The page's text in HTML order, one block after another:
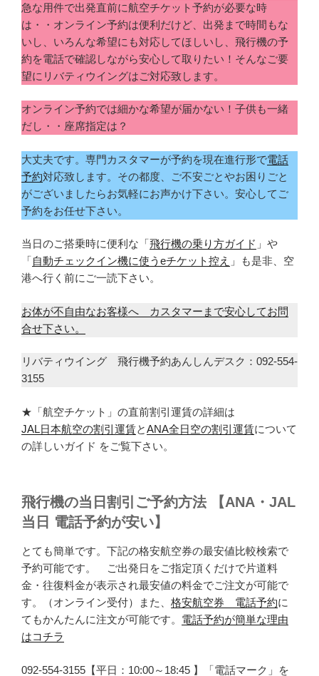
急な用件で出発直前に航空チケット予約が必要な時
は・・オンライン予約は便利だけど、出発まで時間もな
いし、いろんな希望にも対応してほしいし、飛行機の予
約を電話で確認しながら安心して取りたい！そんなご要
望にリバティウイングはご対応致します。
オンライン予約では細かな希望が届かない！子供も一緒
だし・・座席指定は？
大丈夫です。専門カスタマーが予約を現在進行形で電話
予約対応致します。その都度、ご不安ごとやお困りごと
がございましたらお気軽にお声かけ下さい。安心してご
予約をお任せ下さい。
当日のご搭乗時に便利な「飛行機の乗り方ガイド 」や
「自動チェックイン機に使うeチケット控え 」も是非、空
港へ行く前にご一読下さい。
お体が不自由なお客様へ カスタマーまで安心してお問
合せ下さい。
リバティウイング 飛行機予約あんしんデスク：092-554-
3155
★「航空チケット」の直前割引運賃の詳細は
JAL日本航空の割引運賃とANA全日空の割引運賃について
の詳しいガイド をご覧下さい。
飛行機の当日割引ご予約方法 【ANA・JAL
当日 電話予約が安い】
とても簡単です。下記の格安航空券の最安値比較検索で
予約可能です。 ご出発日をご指定頂くだけで片道料
金・往復料金が表示され最安値の料金でご注文が可能で
す。（オンライン受付）また、 格安航空券 電話予約に
てもかんたんに注文が可能です。 電話予約が簡単な理由
はコチラ
092-554-3155【平日：10:00～18:45 】「電話マーク」を